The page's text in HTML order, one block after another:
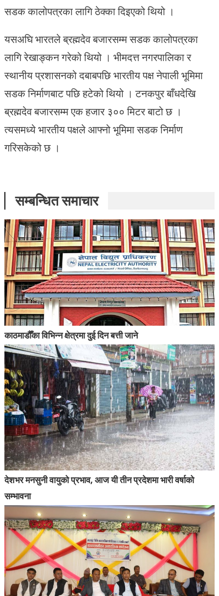
सडक कालोपत्रका लागि ठेक्का दिइएको थियो ।
यसअघि भारतले ब्रह्मदेव बजारसम्म सडक कालोपत्रका
लागि रेखाङ्कन गरेको थियो । भीमदत्त नगरपालिका र
स्थानीय प्रशासनको दबाबपछि भारतीय पक्ष नेपाली भूमिमा
सडक निर्माणबाट पछि हटेको थियो । टनकपुर बाँधदेखि
ब्रह्मदेव बजारसम्म एक हजार ३०० मिटर बाटो छ ।
त्यसमध्ये भारतीय पक्षले आफ्नो भूमिमा सडक निर्माण
गरिसकेको छ ।
सम्बन्धित समाचार
काठमाडौँका विभिन्न क्षेत्रमा दुई दिन बत्ती जाने
देशभर मनसुनी वायुको प्रभाव, आज यी तीन प्रदेशमा भारी वर्षाको
सम्भावना